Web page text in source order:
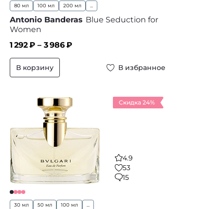
80 мл 100 мл 200 мл ...
Antonio Banderas Blue Seduction for
Women
1 292₽ – 3 986₽
В корзину В избранное
Скидка 24%
4.9
53
15
30 мл 50 мл 100 мл ...